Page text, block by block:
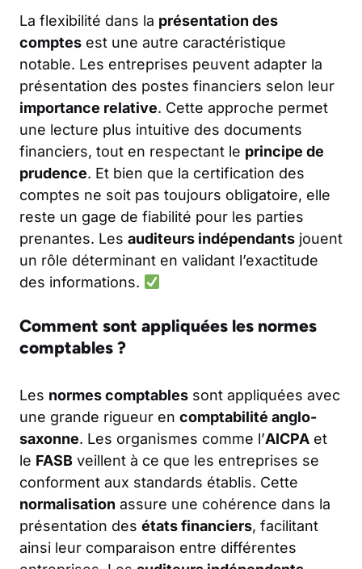
La flexibilité dans la présentation des
comptes est une autre caractéristique
notable. Les entreprises peuvent adapter la
présentation des postes financiers selon leur
importance relative. Cette approche permet
une lecture plus intuitive des documents
financiers, tout en respectant le principe de
prudence. Et bien que la certification des
comptes ne soit pas toujours obligatoire, elle
reste un gage de fiabilité pour les parties
prenantes. Les auditeurs indépendants jouent
un rôle déterminant en validant l’exactitude
des informations.
Comment sont appliquées les normes
comptables ?
Les normes comptables sont appliquées avec
une grande rigueur en comptabilité anglo-
saxonne. Les organismes comme l’AICPA et
le FASB veillent à ce que les entreprises se
conforment aux standards établis. Cette
normalisation assure une cohérence dans la
présentation des états financiers, facilitant
ainsi leur comparaison entre différentes